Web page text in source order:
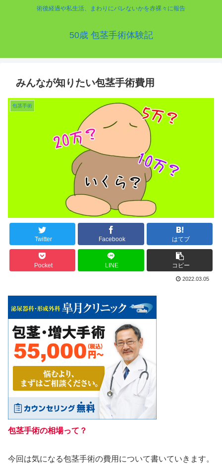
術後経過や私生活、まわりにバレないかを赤裸々に報告
50歳 包茎手術体験記
みんなが知りたい包茎手術費用
包茎手術
Twitter Facebook はてブ
Pocket LINE コピー
2022.03.05
包茎手術の相場って？
今回は気になる包茎手術の費用について書いていきます。